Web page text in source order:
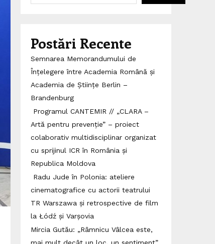
Postări Recente
Semnarea Memorandumului de
Înțelegere între Academia Română și
Academia de Științe Berlin –
Brandenburg
Programul CANTEMIR // „CLARA –
Artă pentru prevenție” – proiect
colaborativ multidisciplinar organizat
cu sprijinul ICR în România și
Republica Moldova
Radu Jude în Polonia: ateliere
cinematografice cu actorii teatrului
TR Warszawa și retrospective de film
la Łódź și Varșovia
Mircia Gutău: „Râmnicu Vâlcea este,